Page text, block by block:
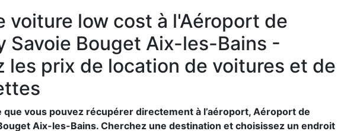
voiture low cost à l'Aéroport de
Savoie Bouget Aix-les-Bains -
les prix de location de voitures et de
que vous pouvez récupérer directement à l’aéroport, Aéroport de
Aix-les-Bains. Cherchez une destination et choisissez un endroit